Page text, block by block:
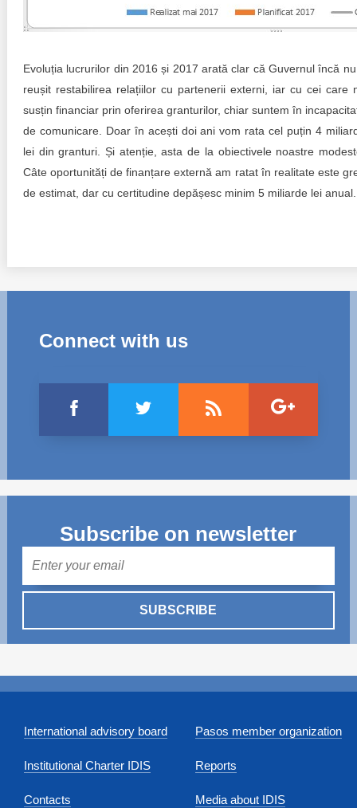
Evoluția lucrurilor din 2016 și 2017 arată clar că Guvernul încă
reușit restabilirea relațiilor cu partenerii externi, iar cu cei care
susțin financiar prin oferirea granturilor, chiar suntem în
de comunicare. Doar în acești doi ani vom rata cel puțin 4
lei din granturi. Și atenție, asta de la obiectivele noastre
Câte oportunități de finanțare externă am ratat în realitate este
de estimat, dar cu certitudine depășesc minim 5 miliarde lei anual.
Connect with us
Subscribe on newsletter
SUBSCRIBE
International advisory board
Institutional Charter IDIS
Contacts
Pasos member organization
Reports
Media about IDIS